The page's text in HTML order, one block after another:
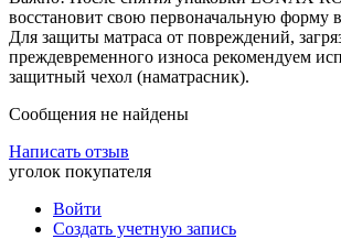
восстановит свою первоначальную форму
Для защиты матраса от повреждений,
преждевременного износа рекомендуем
защитный чехол (наматрасник).
Сообщения не найдены
Написать отзыв
уголок покупателя
Войти
Создать учетную запись